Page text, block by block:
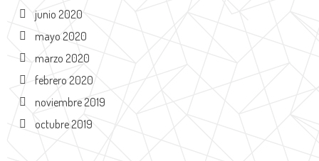
junio 2020
mayo 2020
marzo 2020
febrero 2020
noviembre 2019
octubre 2019